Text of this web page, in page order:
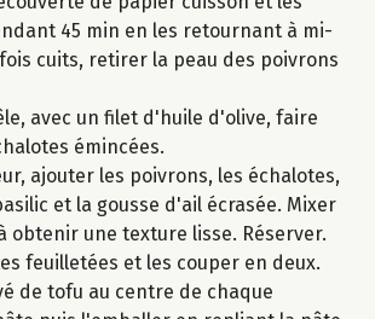
45 min en les retournant à mi-
cuits, retirer la peau des poivrons
avec un filet d'huile d'olive, faire
émincées.
ajouter les poivrons, les échalotes,
et la gousse d'ail écrasée. Mixer
obtenir une texture lisse. Réserver.
feuilletées et les couper en deux.
de tofu au centre de chaque